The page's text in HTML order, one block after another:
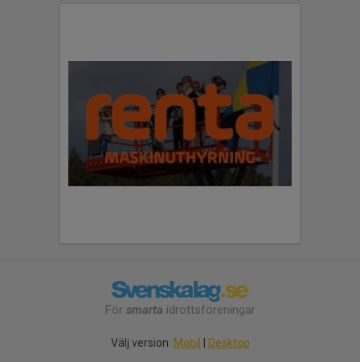
För smarta idrottsföreningar
Välj version: Mobil Desktop